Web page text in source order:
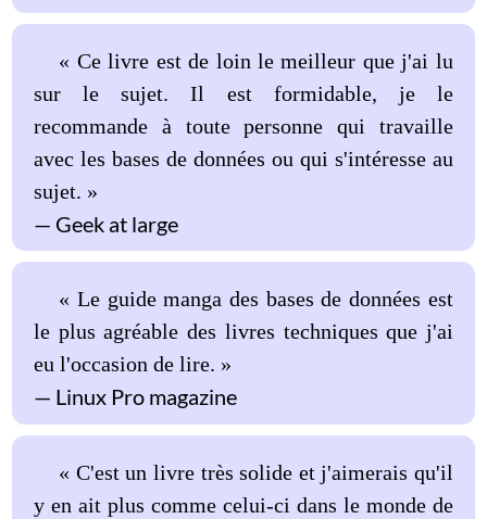
« Ce livre est de loin le meilleur que j'ai lu
sur le sujet. Il est formidable, je le
recommande à toute personne qui travaille
avec les bases de données ou qui s'intéresse au
sujet. »
Geek at large
« Le guide manga des bases de données est
le plus agréable des livres techniques que j'ai
eu l'occasion de lire. »
Linux Pro magazine
« C'est un livre très solide et j'aimerais qu'il
y en ait plus comme celui-ci dans le monde de